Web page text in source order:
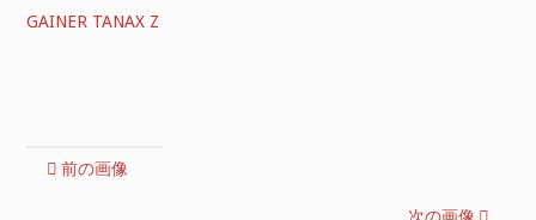
サ
GAINER TANAX Z
前の画像